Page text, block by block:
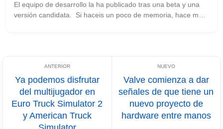
El equipo de desarrollo la ha publicado tras una beta y una
versión candidata. Si haceis un poco de memoria, hace más
Ya podemos disfrutar
del multijugador en
Euro Truck Simulator 2
y American Truck
Valve comienza a dar
señales de que tiene un
nuevo proyecto de
hardware entre manos